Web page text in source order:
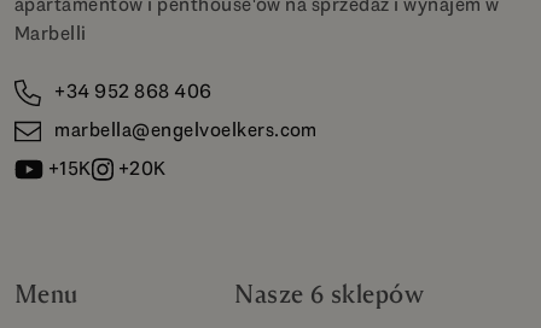
Marbelli
+34 952 868 406
marbella@engelvoelkers.com
+15K
+20K
Menu Nasze 6 sklepów